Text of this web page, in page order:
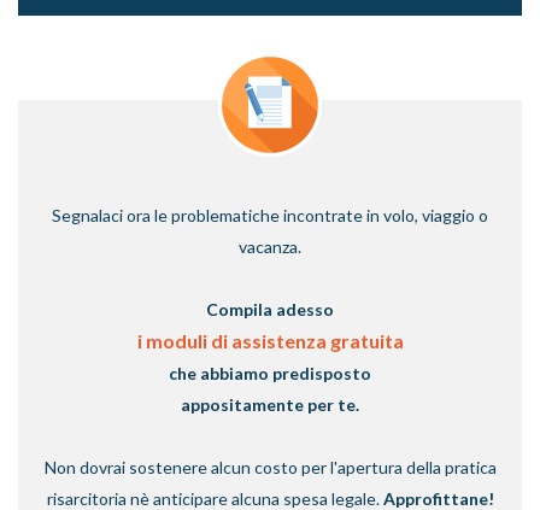
Segnalaci ora le problematiche incontrate in volo, viaggio o
vacanza.
Compila adesso
i moduli di assistenza gratuita
che abbiamo predisposto
appositamente per te.
Non dovrai sostenere alcun costo per l'apertura della pratica
risarcitoria nè anticipare alcuna spesa legale.Approfittane!